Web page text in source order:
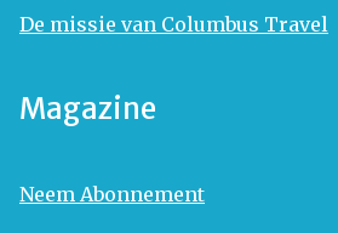
De missie van Columbus Travel
Magazine
Neem Abonnement